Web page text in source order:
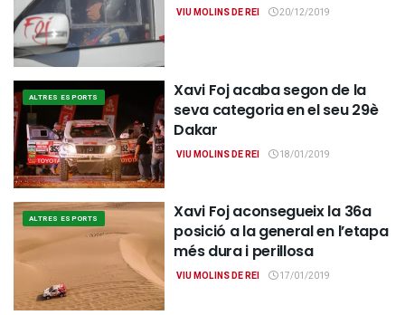
VIU MOLINS DE REI 20/12/2019
ALTRES ESPORTS
Xavi Foj acaba segon de la
seva categoria en el seu 29è
Dakar
VIU MOLINS DE REI 18/01/2019
ALTRES ESPORTS
Xavi Foj aconsegueix la 36a
posició a la general en l’etapa
més dura i perillosa
VIU MOLINS DE REI 17/01/2019